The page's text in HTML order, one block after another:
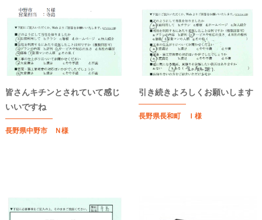
皆さんキチンとされていて感じ
いいですね
長野県中野市 Ｎ様
引き続きよろしくお願いします
長野県長和町 Ｉ様